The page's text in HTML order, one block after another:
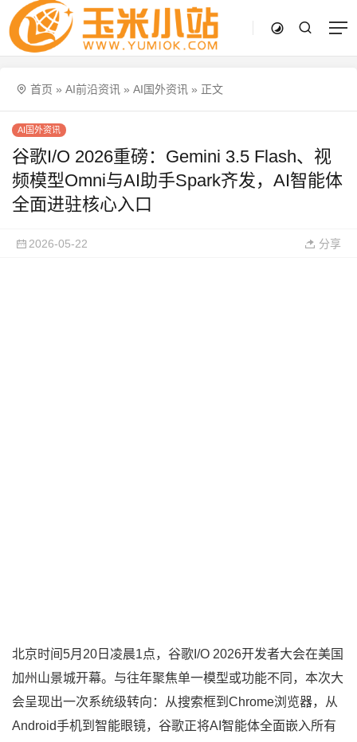
首页 » AI前沿资讯 » AI国外资讯 » 正文
AI国外资讯
谷歌I/O 2026重磅：Gemini 3.5 Flash、视
频模型Omni与AI助手Spark齐发，AI智能体
全面进驻核心入口
2026-05-22 分享
北京时间5月20日凌晨1点，谷歌I/O 2026开发者大会在美国
加州山景城开幕。与往年聚焦单一模型或功能不同，本次大
会呈现出一次系统级转向：从搜索框到Chrome浏览器，从
Android手机到智能眼镜，谷歌正将AI智能体全面嵌入所有